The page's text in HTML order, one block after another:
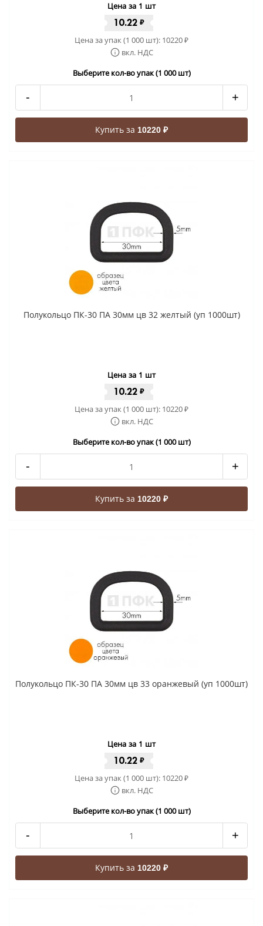
Цена за 1 шт
10.22 ₽
Цена за упак (1 000 шт): 10220₽
вкл. НДС
Выберите кол-во упак (1 000 шт)
- +
Купить за 10220 ₽
Полукольцо ПК-30 ПА 30мм цв 32 желтый (уп 1000шт)
Цена за 1 шт
10.22 ₽
Цена за упак (1 000 шт): 10220₽
вкл. НДС
Выберите кол-во упак (1 000 шт)
- +
Купить за 10220 ₽
Полукольцо ПК-30 ПА 30мм цв 33 оранжевый (уп 1000шт)
Цена за 1 шт
10.22 ₽
Цена за упак (1 000 шт): 10220₽
вкл. НДС
Выберите кол-во упак (1 000 шт)
- +
Купить за 10220 ₽